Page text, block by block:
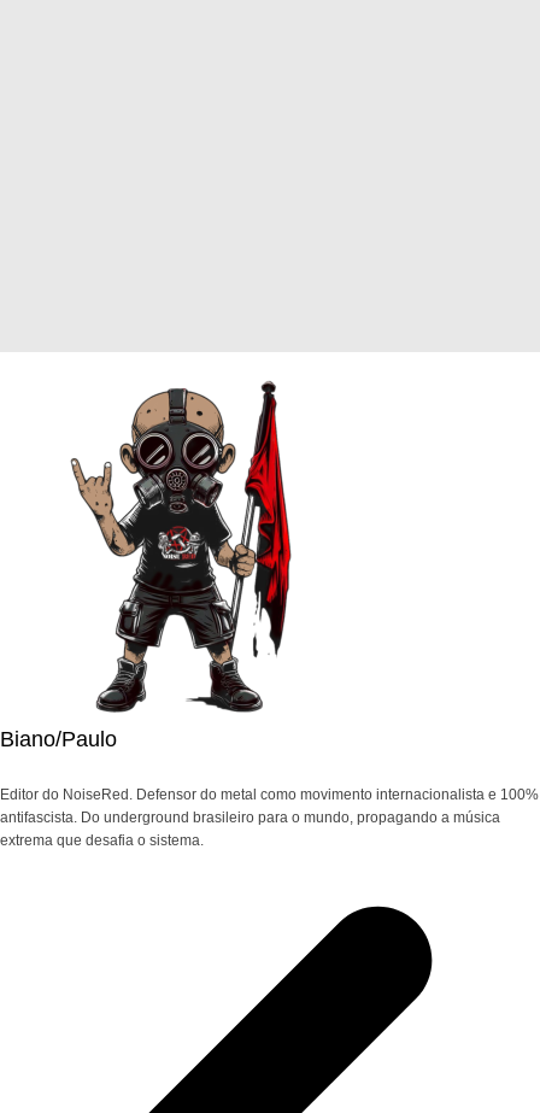
Biano/Paulo
Editor do NoiseRed. Defensor do metal como movimento internacionalista e 100%
antifascista. Do underground brasileiro para o mundo, propagando a música
extrema que desafia o sistema.